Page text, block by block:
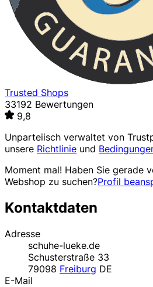
Trusted Shops
33192 Bewertungen
9,8
Unparteiisch verwaltet von
unsere Richtlinie und
Moment mal! Haben Sie gerade
Webshop zu suchen?Profil
Kontaktdaten
Adresse
schuhe-lueke.de
Schusterstraße 33
79098 Freiburg DE
E-Mail